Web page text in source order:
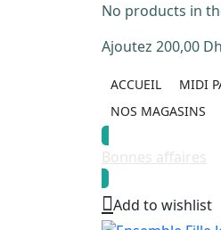
No products in
Ajoutez 200,00
ACCUEIL MIDI
NOS MAGASINS
Bonnes affaires
Add to wishlist